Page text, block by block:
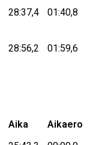
28:37,4 01:40,8
28:56,2 01:59,6
Aika Aikaero